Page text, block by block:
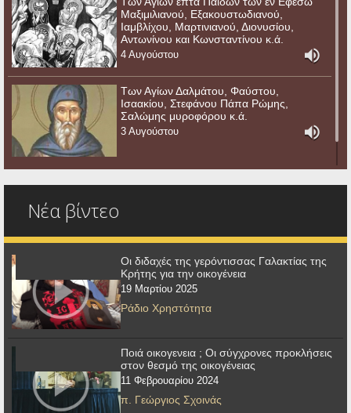
Μαξιμιλιανού, Εξακουστωδιανού,
Ιαμβλίχου, Μαρτινιανού, Διονυσίου,
Αντωνίνου και Κωνσταντίνου κ.ά.
4 Αυγούστου
Των Αγίων Δαλμάτου, Φαύστου,
Ισαακίου, Στεφάνου Πάπα Ρώμης,
Σαλώμης μυροφόρου κ.ά.
3 Αυγούστου
Νέα βίντεο
Οι διδαχές της γερόντισσας Γαλακτίας της
Κρήτης για την οικογένεια
19 Μαρτίου 2025
Ράδιο Χρηστότητα
Ποιά οικογενεια ; Οι σύγχρονες προκλήσεις
στον θεσμό της οικογένειας
11 Φεβρουαρίου 2024
π. Γεώργιος Σχοινάς